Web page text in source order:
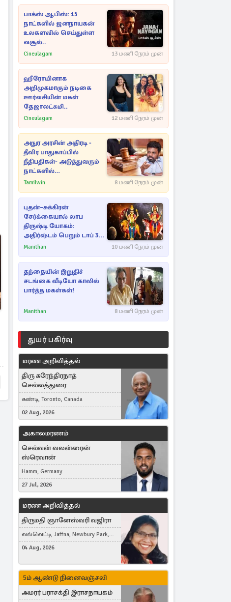
பாக்ஸ் ஆபிஸ்: 15
நாட்களில் ஜனநாயகன்
உலகளவில் செய்துள்ள
வசூல்..
Cineulagam 13 மணி நேரம் முன்
ஹீரோயினாக
அறிமுகமாகும் நடிகை
ஊர்வசியின் மகள்
தேஜாலட்சுமி..
Cineulagam 12 மணி நேரம் முன்
அநுர அரசின் அதிரடி -
தீவிர பாதுகாப்பில்
நீதிபதிகள்- அடுத்துவரும்
நாட்களில்
அம்பலமாகவுள்ள ரகசியம்
Tamilwin 8 மணி நேரம் முன்
புதன்–சுக்கிரன்
சேர்க்கையால் லாப
திருஷ்டி யோகம்:
அதிர்ஷ்டம் பெறும் டாப் 3
ராசிகள்!
Manithan 10 மணி நேரம் முன்
தந்தையின் இறுதிச்
சடங்கை வீடியோ காலில்
பார்த்த மகள்கள்!
Manithan 8 மணி நேரம் முன்
துயர் பகிர்வு
மரண அறிவித்தல்
திரு சுரேந்திரநாத்
செல்லத்துரை
கண்டி, Toronto, Canada
02 Aug, 2026
அகாலமரணம்
செல்வன் வலன்ரைன்
ஸ்ரெவான்
Hamm, Germany
27 Jul, 2026
மரண அறிவித்தல்
திருமதி ஞானேஸ்வரி வஜிரா
வல்வெட்டி, Jaffna, Newbury Park,
United Kingdom
04 Aug, 2026
5ம் ஆண்டு நினைவஞ்சலி
அமரர் பராசக்தி இராசநாயகம்